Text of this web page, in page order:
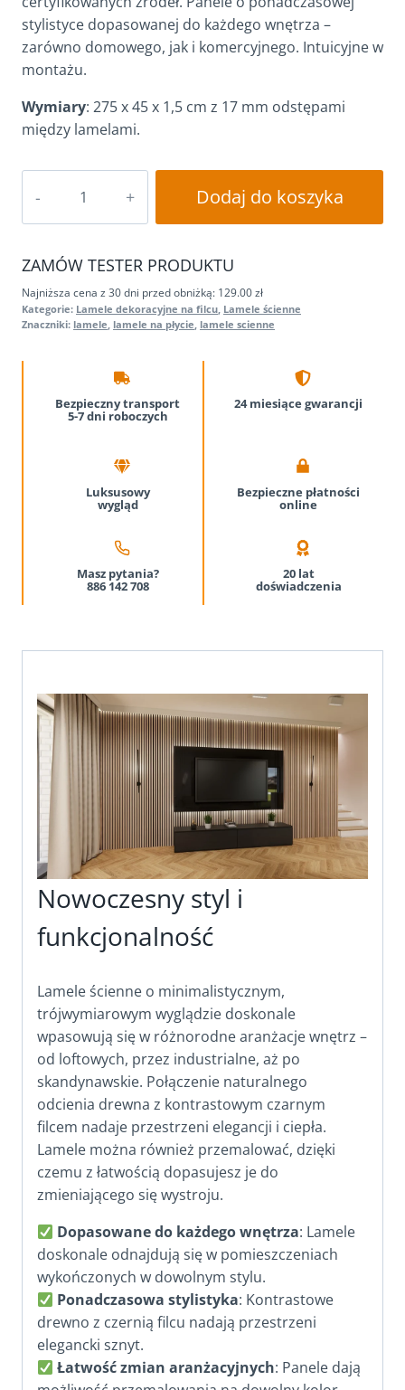
stylistyce dopasowanej do każdego wnętrza –
zarówno domowego, jak i komercyjnego. Intuicyjne w
montażu.
Wymiary: 275 x 45 x 1,5 cm z 17 mm odstępami
między lamelami.
Lamele
ścienne
filcu
275x45cm
panele
filcu
Dodaj do koszyka
ZAMÓW TESTER PRODUKTU
Najniższa cena z 30 dni przed obniżką: 129.00 zł
Kategorie: Lamele dekoracyjne na filcu Lamele ścienne
Znaczniki: lamele lamele na płycie lamele scienne
Bezpieczny transport
5-7 dni roboczych
24 miesiącegwarancji
Luksusowy
wygląd
Bezpieczne płatności
online
Masz pytania?
886 142 708
20 lat
doświadczenia
Nowoczesny styl i
funkcjonalność
Lamele ścienne o minimalistycznym,
trójwymiarowym wyglądzie doskonale
wpasowują się w różnorodne aranżacje wnętrz –
od loftowych, przez industrialne, aż po
skandynawskie. Połączenie naturalnego
odcienia drewna z kontrastowym czarnym
filcem nadaje przestrzeni elegancji i ciepła.
Lamele można również przemalować, dzięki
czemu z łatwością dopasujesz je do
zmieniającego się wystroju.
Dopasowane do każdego wnętrza: Lamele
doskonale odnajdują się w pomieszczeniach
wykończonych w dowolnym stylu.
Ponadczasowa stylistyka: Kontrastowe
drewno z czernią filcu nadają przestrzeni
elegancki sznyt.
Łatwość zmian aranżacyjnych: Panele dają